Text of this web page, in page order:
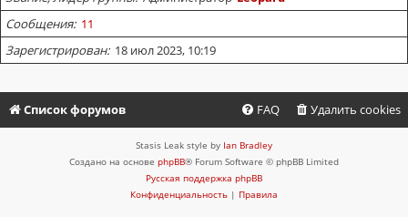
Сообщения 11
Зарегистрирован 18 июл 2023, 10:19
Список форумов Удалить cookies
FAQ
Stasis Leak style by Ian Bradley
Создано на основе phpBB® Forum Software © phpBB Limited
Русская поддержка phpBB
Конфиденциальность | Правила